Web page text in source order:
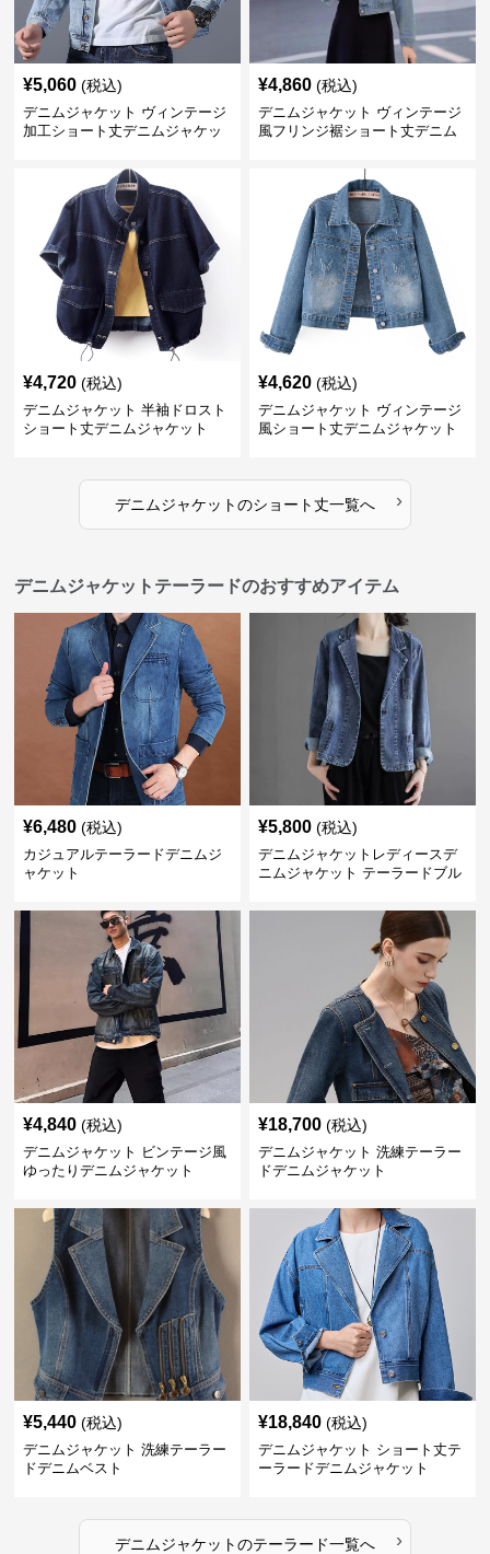
¥5,060 (税込)
デニムジャケット ヴィンテージ
加工ショート丈デニムジャケッ
¥4,860 (税込)
デニムジャケット ヴィンテージ
風フリンジ裾ショート丈デニム
¥4,720 (税込)
デニムジャケット 半袖ドロスト
ショート丈デニムジャケット
¥4,620 (税込)
デニムジャケット ヴィンテージ
風ショート丈デニムジャケット
デニムジャケットのショート丈一覧へ ›
デニムジャケットテーラードのおすすめアイテム
¥6,480 (税込)
カジュアルテーラードデニムジ
ャケット
¥5,800 (税込)
デニムジャケットレディースデ
ニムジャケット テーラードブル
¥4,840 (税込)
デニムジャケット ビンテージ風
ゆったりデニムジャケット
¥18,700 (税込)
デニムジャケット 洗練テーラー
ドデニムジャケット
¥5,440 (税込)
デニムジャケット 洗練テーラー
ドデニムベスト
¥18,840 (税込)
デニムジャケット ショート丈テ
ーラードデニムジャケット
デニムジャケットのテーラード一覧へ ›